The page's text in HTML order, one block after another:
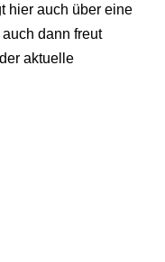
hier auch über eine
dann freut
aktuelle